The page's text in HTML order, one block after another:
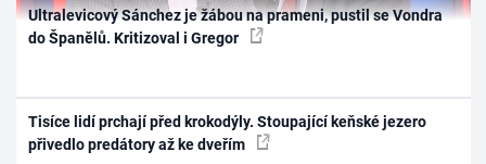
Ultralevicový Sánchez je žábou na prameni, pustil se Vondra
do Španělů. Kritizoval i Gregor
Tisíce lidí prchají před krokodýly. Stoupající keňské jezero
přivedlo predátory až ke dveřím